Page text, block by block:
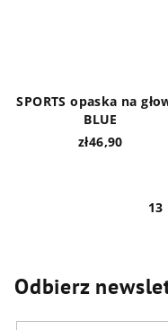
SPORTS opaska na
BLUE
zł46,90
13
Odbierz